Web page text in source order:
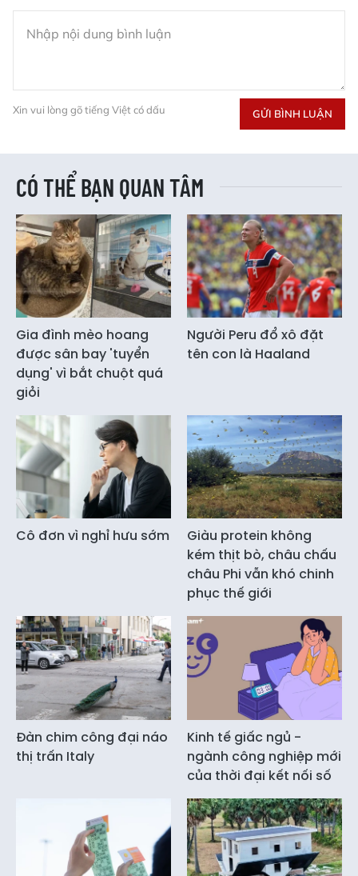
Xin vui lòng gõ tiếng Việt có dấu GỬI BÌNH LUẬN
CÓ THỂ BẠN QUAN TÂM
Gia đình mèo hoang
được sân bay 'tuyển
dụng' vì bắt chuột quá
giỏi
Người Peru đổ xô đặt
tên con là Haaland
Cô đơn vì nghỉ hưu sớm
Giàu protein không
kém thịt bò, châu chấu
châu Phi vẫn khó chinh
phục thế giới
Đàn chim công đại náo
thị trấn Italy
Kinh tế giấc ngủ -
ngành công nghiệp mới
của thời đại kết nối số